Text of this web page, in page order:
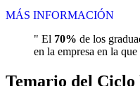
MÁS INFORMACIÓN
" El 70% de los
en la empresa en la
Temario del